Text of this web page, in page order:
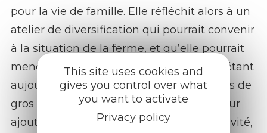
pour la vie de famille. Elle réfléchit alors à un
atelier de diversification qui pourrait convenir
à la situation de la ferme, et qu’elle pourrait
mener de son côté. La culture de safran étant
aujourd’hui assez rare, ne nécessitant pas de
gros investissements pour une forte valeur
ajoutée, et permettant une grande créativité,
This site uses cookies and
gives you control over what
you want to activate
Privacy policy